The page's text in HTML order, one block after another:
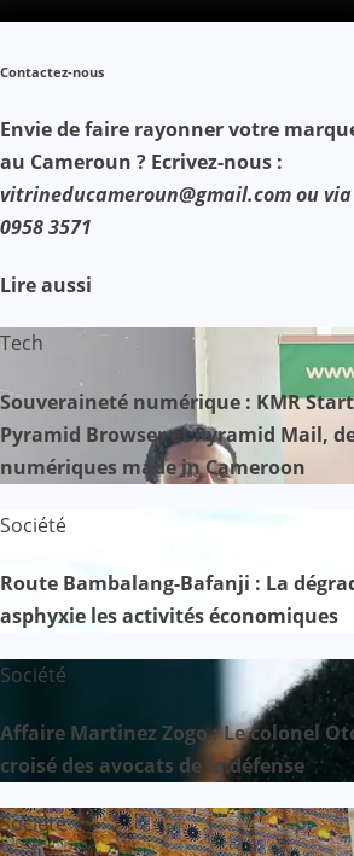
Contactez-nous
Envie de faire rayonner votre
au Cameroun ? Ecrivez-nous :
vitrineducameroun@gmail.com ou via
0958 3571
Lire aussi
Tech
Souveraineté numérique : KMR
Pyramid Browser et Pyramid Mail,
numériques made in Cameroon
Société
Route Bambalang-Bafanji : La
asphyxie les activités économiques
Société
Affaire Martinez Zogo : Le colonel
croisé des avocats de la défense
Société